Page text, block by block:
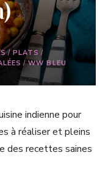
/ PLATS /
/WW BLEU
indienne pour
à réaliser et pleins
des recettes saines